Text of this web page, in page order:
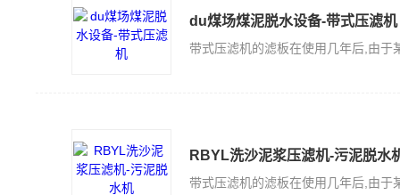
du煤场煤泥脱水设备-带式压滤机
RBYL洗沙泥浆压滤机-污泥脱水